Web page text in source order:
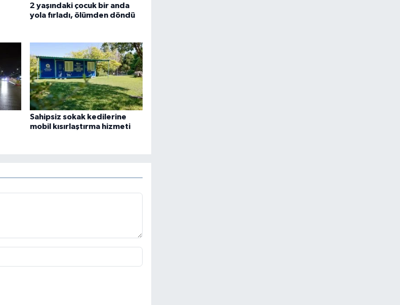
2 yaşındaki çocuk bir anda
yola fırladı, ölümden döndü
Sahipsiz sokak kedilerine
mobil kısırlaştırma hizmeti